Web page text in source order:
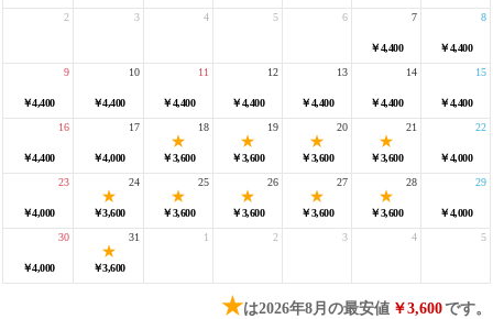
2 3 4 5 6
￥4,400
7
￥4,400
8
￥4,400
9
￥4,400
10
￥4,400
11
￥4,400
12
￥4,400
13
￥4,400
14
￥4,400
15
￥4,400
16
￥4,000
17
￥3,600
18
￥3,600
19
￥3,600
20
￥3,600
21
￥4,000
22
￥4,000
23
￥3,600
24
￥3,600
25
￥3,600
26
￥3,600
27
￥3,600
28
￥4,000
29
￥4,000
30
￥3,600
31 1 2 3 4 5
★は2026年8月の最安値 ￥3,600です。